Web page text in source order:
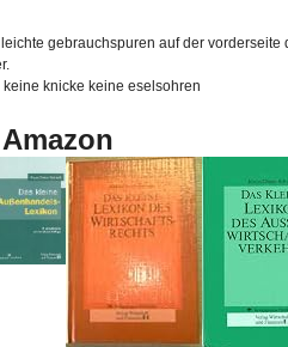
leichte gebrauchspuren auf der vorderseite
keine knicke keine eselsohren